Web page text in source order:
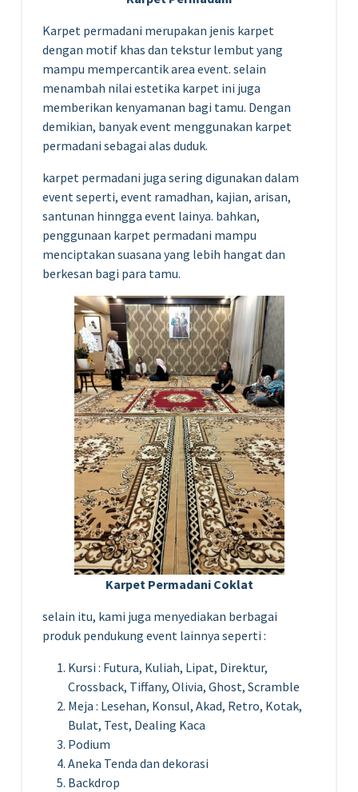
Karpet permadani merupakan jenis karpet
dengan motif khas dan tekstur lembut yang
mampu mempercantik area event. selain
menambah nilai estetika karpet ini juga
memberikan kenyamanan bagi tamu. Dengan
demikian, banyak event menggunakan karpet
permadani sebagai alas duduk.
karpet permadani juga sering digunakan dalam
event seperti, event ramadhan, kajian, arisan,
santunan hinngga event lainya. bahkan,
penggunaan karpet permadani mampu
menciptakan suasana yang lebih hangat dan
berkesan bagi para tamu.
Karpet Permadani Coklat
selain itu, kami juga menyediakan berbagai
produk pendukung event lainnya seperti :
Kursi : Futura, Kuliah, Lipat, Direktur,
Crossback, Tiffany, Olivia, Ghost, Scramble
Meja : Lesehan, Konsul, Akad, Retro, Kotak,
Bulat, Test, Dealing Kaca
Podium
Aneka Tenda dan dekorasi
Backdrop